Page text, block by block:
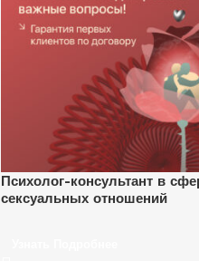
Психолог-консультант в
сексуальных отношений